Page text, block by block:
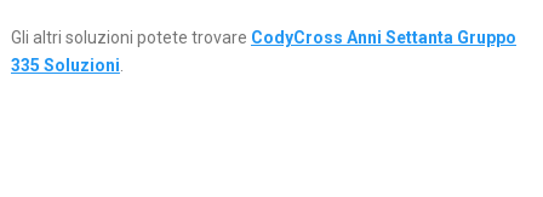
Gli altri soluzioni potete trovare CodyCross Anni Settanta Gruppo
335 Soluzioni.